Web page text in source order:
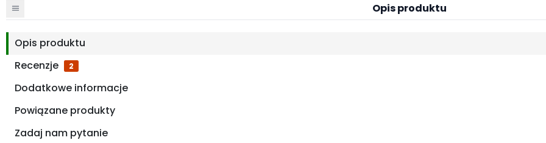
Opis produktu
Opis produktu
Recenzje
2
Dodatkowe informacje
Powiązane produkty
Zadaj nam pytanie